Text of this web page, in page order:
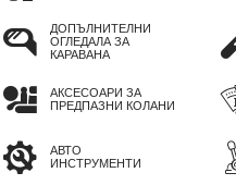
ДОПЪЛНИТЕЛНИ
ОГЛЕДАЛА ЗА
КАРАВАНА
АКСЕСОАРИ ЗА
ПРЕДПАЗНИ КОЛАНИ
АВТО
ИНСТРУМЕНТИ